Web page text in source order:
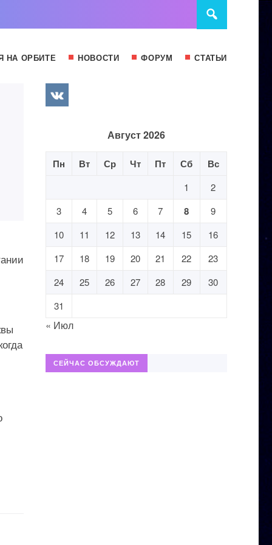
НА ОРБИТЕ НОВОСТИ ФОРУМ СТАТЬИ
Август 2026
Пн Вт Ср Чт Пт Сб Вс
1
2
3
4 5 6 7 8
9
10
11 12 13 14 15
16
17
18 19 20 21 22
23
24
25 26 27 28 29
30
31
« Июл
СЕЙЧАС ОБСУЖДАЮТ